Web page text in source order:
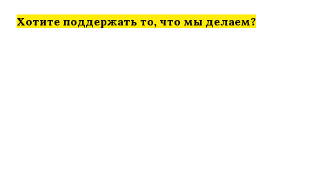
Хотите поддержать то, что мы делаем?